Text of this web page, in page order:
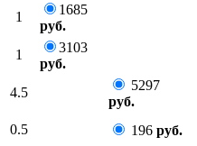
1
1685
руб.
1
3103
руб.
4.5
5297
руб.
0.5 196 руб.